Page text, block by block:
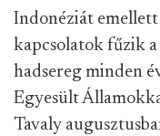
Indonéziát
kapcsolatok fűzik
hadsereg minden
Egyesült
Tavaly